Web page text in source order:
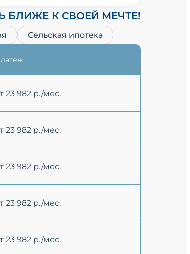
БЛИЖЕ К СВОЕЙ МЕЧТЕ!
Сельская ипотека
23 982 р./мес.
23 982 р./мес.
23 982 р./мес.
23 982 р./мес.
23 982 р./мес.